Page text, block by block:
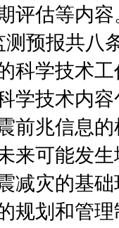
评估等内容
测预报共八
科学技术
学技术内
前兆信息
来可能发
减灾的基
规划和管